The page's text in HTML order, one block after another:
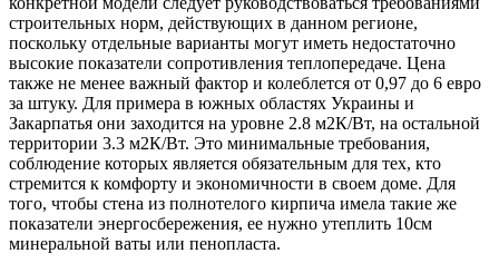
строительных норм, действующих в данном регионе,
поскольку отдельные варианты могут иметь недостаточно
высокие показатели сопротивления теплопередаче. Цена
также не менее важный фактор и колеблется от 0,97 до 6 евро
за штуку. Для примера в южных областях Украины и
Закарпатья они заходится на уровне 2.8 м2К/Вт, на остальной
территории 3.3 м2К/Вт. Это минимальные требования,
соблюдение которых является обязательным для тех, кто
стремится к комфорту и экономичности в своем доме. Для
того, чтобы стена из полнотелого кирпича имела такие же
показатели энергосбережения, ее нужно утеплить 10см
минеральной ваты или пенопласта.